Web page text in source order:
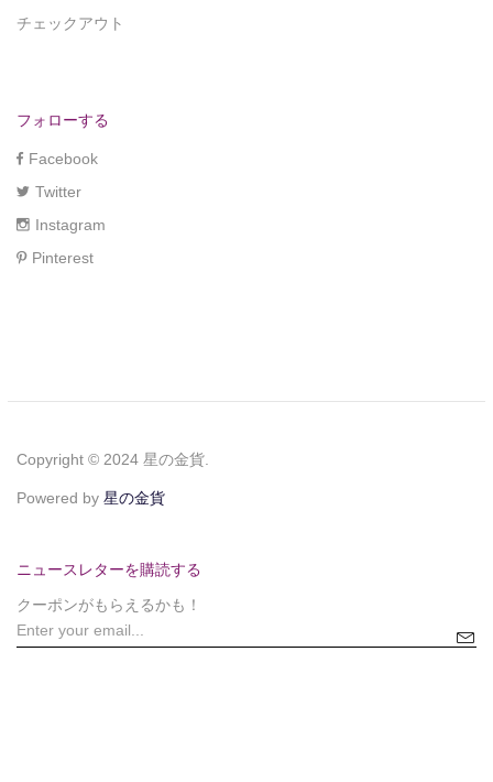
チェックアウト
フォローする
Facebook
Twitter
Instagram
Pinterest
Copyright © 2024 星の金貨.
Powered by 星の金貨
ニュースレターを購読する
クーポンがもらえるかも！